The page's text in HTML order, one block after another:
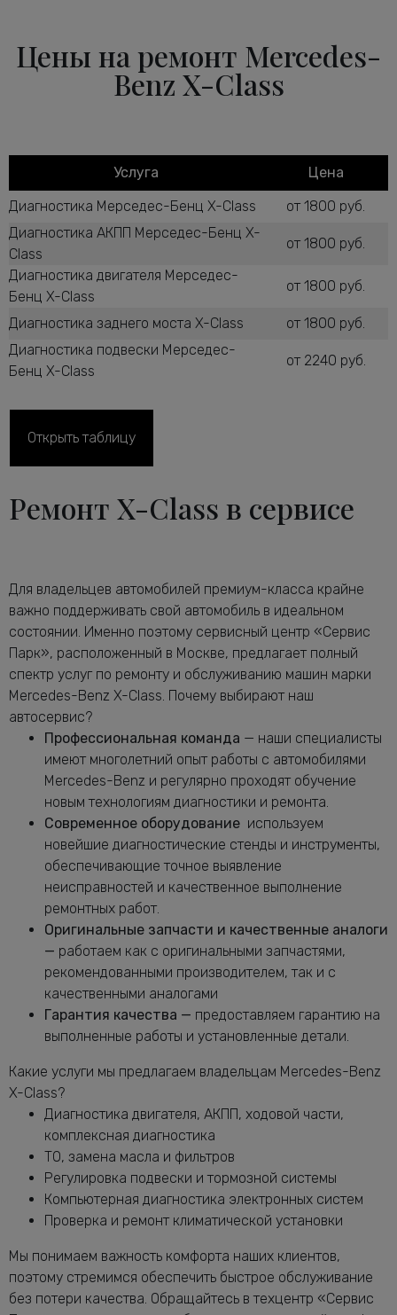
Цены на ремонт Mercedes-
Benz X-Class
Услуга
Цена
Диагностика Мерседес-Бенц X-Class
от 1800 руб.
Диагностика АКПП Мерседес-Бенц X-
Class
от 1800 руб.
Диагностика двигателя Мерседес-
Бенц X-Class
от 1800 руб.
Диагностика заднего моста X-Class
от 1800 руб.
Диагностика подвески Мерседес-
Бенц X-Class
от 2240 руб.
Class
Диагностика ТНВД дизельного
Мерседес-Бенц X-Class
Диагностика ходовой части
Class
Замена антифриза Мерседес-Бенц X-
Class
от 1160 руб.
Замена воздушного фильтра
Мерседес-Бенц X-Class
от 680 руб.
Замена задних тормозных дисков
Мерседес-Бенц X-Class
от 1640 руб.
Замена задних тормозных колодок
Мерседес-Бенц X-Class
от 2240 руб.
Замена масла в АКПП Мерседес-Бенц
X-Class
от 3080 руб.
Замена масла в двигателе Мерседес-
Бенц X-Class
от 2240 руб.
Замена масла в раздатке Мерседес-
Бенц X-Class
Замена масляного насоса Мерседес-
Бенц X-Class
Замена масляного фильтра Мерседес-
Бенц X-Class
от 2400 руб.
Замена опоры амортизатора X-Class
Замена переднего сальника
коленвала X-Class
от 7400 руб.
Замена передних амортизаторов
Мерседес-Бенц X-Class
от 3400 руб.
Замена передних тормозных дисков
Мерседес-Бенц X-Class
от 1160 руб.
Замена передних тормозных колодок
Мерседес-Бенц X-Class
Замена подушек двигателя X-Class
от 5000 руб.
Замена подшипника генератора
Замена приводного ремня Мерседес-
Бенц X-Class
от 2120 руб.
Замена ремня генератора Мерседес-
Открыть таблицу
Ремонт X-Class в сервисе
Для владельцев автомобилей премиум-класса крайне
важно поддерживать свой автомобиль в идеальном
состоянии. Именно поэтому сервисный центр «Сервис
Парк», расположенный в Москве, предлагает полный
спектр услуг по ремонту и обслуживанию машин марки
Mercedes-Benz X-Class. Почему выбирают наш
автосервис?
Профессиональная команда — наши специалисты
имеют многолетний опыт работы с автомобилями
Mercedes-Benz и регулярно проходят обучение
новым технологиям диагностики и ремонта.
Современное оборудование используем
новейшие диагностические стенды и инструменты,
обеспечивающие точное выявление
неисправностей и качественное выполнение
ремонтных работ.
Оригинальные запчасти и качественные аналоги
— работаем как с оригинальными запчастями,
рекомендованными производителем, так и с
качественными аналогами
Гарантия качества — предоставляем гарантию на
выполненные работы и установленные детали.
Какие услуги мы предлагаем владельцам Mercedes-Benz
X-Class?
Диагностика двигателя, АКПП, ходовой части,
комплексная диагностика
ТО, замена масла и фильтров
Регулировка подвески и тормозной системы
Компьютерная диагностика электронных систем
Проверка и ремонт климатической установки
Мы понимаем важность комфорта наших клиентов,
поэтому стремимся обеспечить быстрое обслуживание
без потери качества. Обращайтесь в техцентр «Сервис